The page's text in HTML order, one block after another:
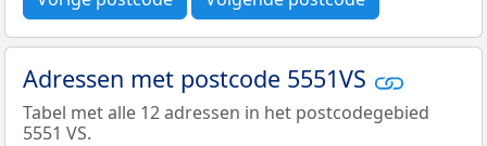
Adressen met postcode 5551VS
Tabel met alle 12 adressen in het postcodegebied
5551 VS.